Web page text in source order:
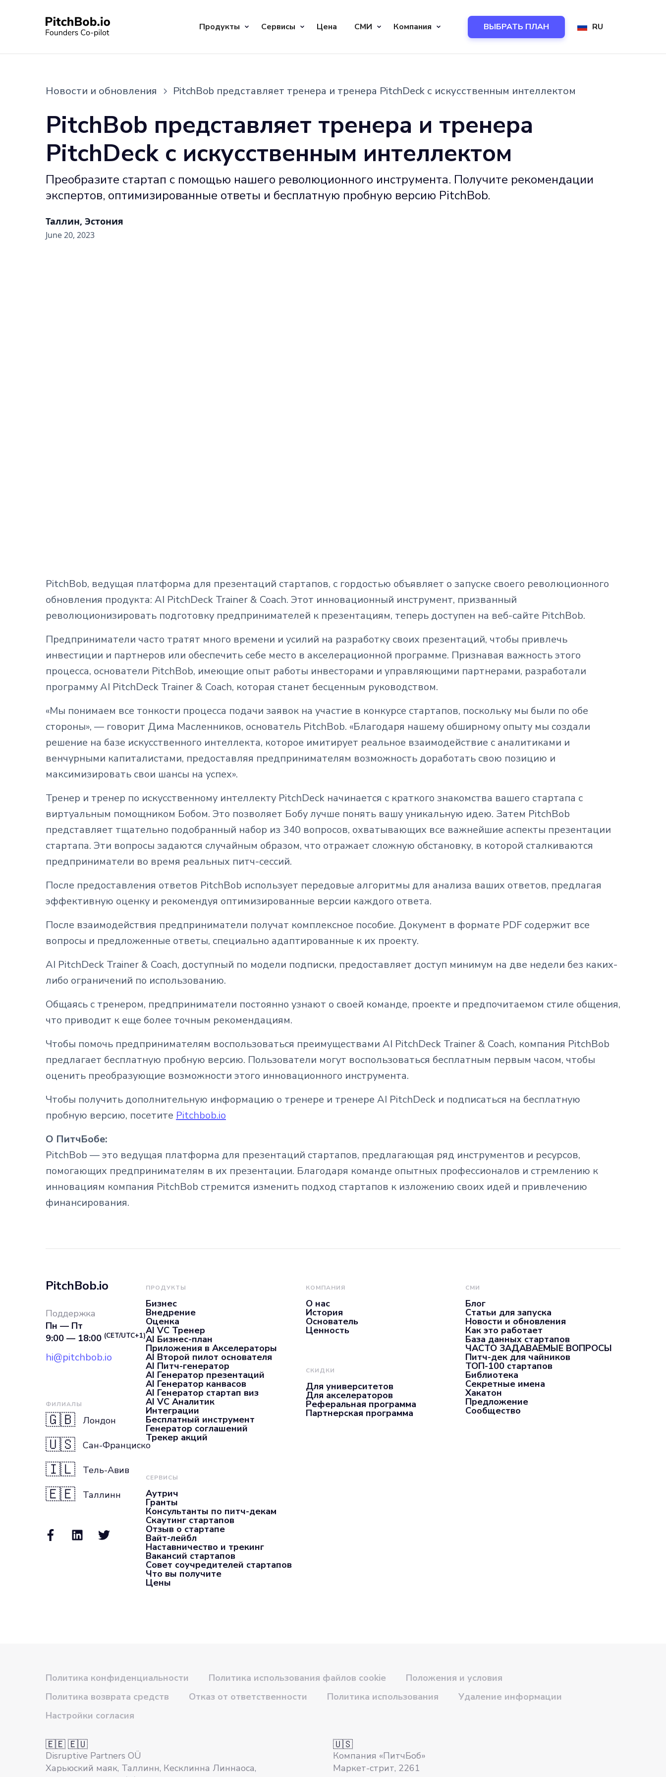
Продукты Сервисы Цена СМИ Компания ВЫБРАТЬ ПЛАН RU
Новости и обновления PitchBob представляет тренера и тренера PitchDeck с искусственным интеллектом
PitchBob представляет тренера и тренера
PitchDeck с искусственным интеллектом
Преобразите стартап с помощью нашего революционного инструмента. Получите рекомендации
экспертов, оптимизированные ответы и бесплатную пробную версию PitchBob.
Таллин, Эстония
June 20, 2023
PitchBob, ведущая платформа для презентаций стартапов, с гордостью объявляет о запуске своего революционного
обновления продукта: AI PitchDeck Trainer & Coach. Этот инновационный инструмент, призванный
революционизировать подготовку предпринимателей к презентациям, теперь доступен на веб-сайте PitchBob.
Предприниматели часто тратят много времени и усилий на разработку своих презентаций, чтобы привлечь
инвестиции и партнеров или обеспечить себе место в акселерационной программе. Признавая важность этого
процесса, основатели PitchBob, имеющие опыт работы инвесторами и управляющими партнерами, разработали
программу AI PitchDeck Trainer & Coach, которая станет бесценным руководством.
«Мы понимаем все тонкости процесса подачи заявок на участие в конкурсе стартапов, поскольку мы были по обе
стороны», — говорит Дима Масленников, основатель PitchBob. «Благодаря нашему обширному опыту мы создали
решение на базе искусственного интеллекта, которое имитирует реальное взаимодействие с аналитиками и
венчурными капиталистами, предоставляя предпринимателям возможность доработать свою позицию и
максимизировать свои шансы на успех».
Тренер и тренер по искусственному интеллекту PitchDeck начинается с краткого знакомства вашего стартапа с
виртуальным помощником Бобом. Это позволяет Бобу лучше понять вашу уникальную идею. Затем PitchBob
представляет тщательно подобранный набор из 340 вопросов, охватывающих все важнейшие аспекты презентации
стартапа. Эти вопросы задаются случайным образом, что отражает сложную обстановку, в которой сталкиваются
предприниматели во время реальных питч-сессий.
После предоставления ответов PitchBob использует передовые алгоритмы для анализа ваших ответов, предлагая
эффективную оценку и рекомендуя оптимизированные версии каждого ответа.
После взаимодействия предприниматели получат комплексное пособие. Документ в формате PDF содержит все
вопросы и предложенные ответы, специально адаптированные к их проекту.
AI PitchDeck Trainer & Coach, доступный по модели подписки, предоставляет доступ минимум на две недели без каких-
либо ограничений по использованию.
Общаясь с тренером, предприниматели постоянно узнают о своей команде, проекте и предпочитаемом стиле общения,
что приводит к еще более точным рекомендациям.
Чтобы помочь предпринимателям воспользоваться преимуществами AI PitchDeck Trainer & Coach, компания PitchBob
предлагает бесплатную пробную версию. Пользователи могут воспользоваться бесплатным первым часом, чтобы
оценить преобразующие возможности этого инновационного инструмента.
Чтобы получить дополнительную информацию о тренере и тренере AI PitchDeck и подписаться на бесплатную
пробную версию, посетите Pitchbob.io
О ПитчБобе:
PitchBob — это ведущая платформа для презентаций стартапов, предлагающая ряд инструментов и ресурсов,
помогающих предпринимателям в их презентации. Благодаря команде опытных профессионалов и стремлению к
инновациям компания PitchBob стремится изменить подход стартапов к изложению своих идей и привлечению
финансирования.
PitchBob.io
Поддержка
Пн — Пт
9:00 — 18:00 (CET/UTC+1)
hi@pitchbob.io
ФИЛИАЛЫ
🇬🇧 Лондон
🇺🇸 Сан-Франциско
🇮🇱 Тель-Авив
🇪🇪 Таллинн
ПРОДУКТЫ
Бизнес
Внедрение
Оценка
AI VC Тренер
AI Бизнес-план
Приложения в Акселераторы
AI Второй пилот основателя
AI Питч-генератор
AI Генератор презентаций
AI Генератор канвасов
AI Генератор стартап виз
AI VC Аналитик
Интеграции
Бесплатный инструмент
Генератор соглашений
Трекер акций
СЕРВИСЫ
Аутрич
Гранты
Консультанты по питч-декам
Скаутинг стартапов
Отзыв о стартапе
Вайт-лейбл
Наставничество и трекинг
Вакансий стартапов
Совет соучредителей стартапов
Что вы получите
Цены
КОМПАНИЯ
О нас
История
Основатель
Ценность
СКИДКИ
Для университетов
Для акселераторов
Реферальная программа
Партнерская программа
СМИ
Блог
Статьи для запуска
Новости и обновления
Как это работает
База данных стартапов
ЧАСТО ЗАДАВАЕМЫЕ ВОПРОСЫ
Питч-дек для чайников
ТОП-100 стартапов
Библиотека
Секретные имена
Хакатон
Предложение
Сообщество
Политика конфиденциальности Политика использования файлов cookie
Положения и условия
Политика возврата средств
Отказ от ответственности Политика использования
Удаление информации
Настройки согласия
🇪🇪 🇪🇺
Disruptive Partners OÜ
Харьюский маяк, Таллинн, Кесклинна Линнаоса,
🇺🇸
Компания «ПитчБоб»
Маркет-стрит, 2261